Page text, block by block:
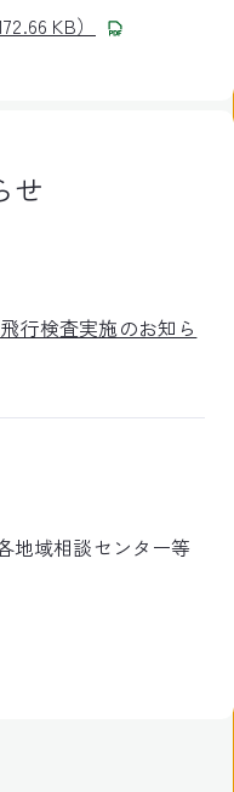
KB）
せ
行検査実施のお知ら
地域相談センター等